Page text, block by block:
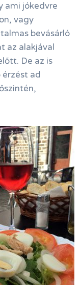
ami jókedvre
vagy
bevásárló
az alakjával
De az is
érzést ad